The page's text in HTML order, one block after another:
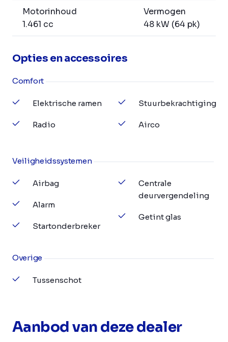
Motorinhoud
1.461 cc
Vermogen
48 kW (64 pk)
Opties en accessoires
Comfort
Elektrische ramen
Radio
Stuurbekrachtiging
Airco
Veiligheidssystemen
Airbag
Alarm
Startonderbreker
Centrale
deurvergendeling
Getint glas
Overige
Tussenschot
Aanbod van deze dealer